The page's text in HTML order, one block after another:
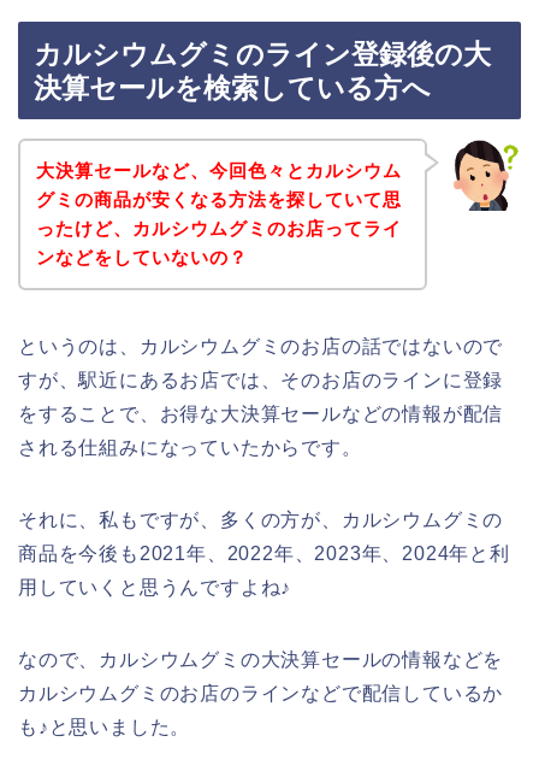
カルシウムグミのライン登録後の大
決算セールを検索している方へ
大決算セールなど、今回色々とカルシウム
グミの商品が安くなる方法を探していて思
ったけど、カルシウムグミのお店ってライ
ンなどをしていないの？
というのは、カルシウムグミのお店の話ではないので
すが、駅近にあるお店では、そのお店のラインに登録
をすることで、お得な大決算セールなどの情報が配信
される仕組みになっていたからです。
それに、私もですが、多くの方が、カルシウムグミの
商品を今後も2021年、2022年、2023年、2024年と利
用していくと思うんですよね♪
なので、カルシウムグミの大決算セールの情報などを
カルシウムグミのお店のラインなどで配信しているか
も♪と思いました。